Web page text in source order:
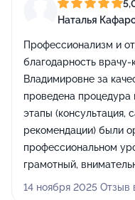
Наталья
Профессионализм и
благодарность
Владимировне за
проведена
этапы (консультация,
рекомендации) были
профессиональном
грамотный,
Составили
14 ноября 2025 Отзыв